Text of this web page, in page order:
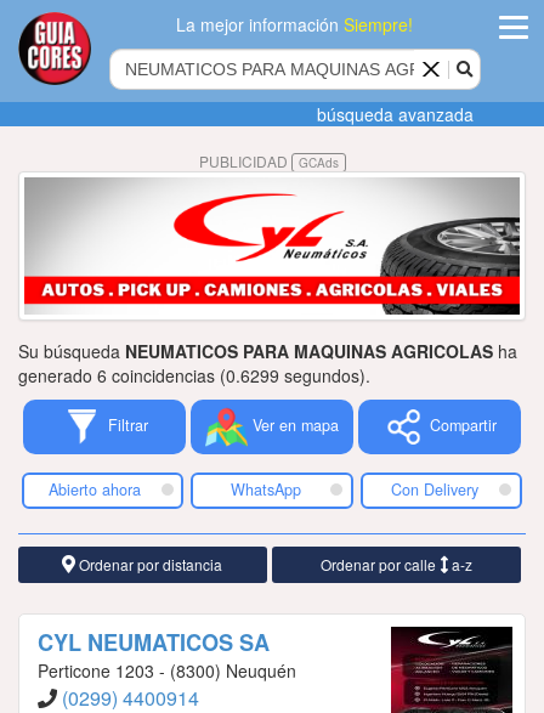
La mejor informaciónSiempre!
Agregar
empresa
Actualizar
datos
Publicidad
Tiendacores
Contactenos
búsqueda avanzada
PUBLICIDAD GCAds
Su búsqueda NEUMATICOS PARA MAQUINAS AGRICOLAS ha
generado 6 coincidencias (0.6299 segundos).
Filtrar Ver en mapa Compartir
Abierto ahora WhatsApp Con Delivery
Ordenar por distancia Ordenar por calle a-z
CYL NEUMATICOS SA
Perticone 1203 - (8300) Neuquén
(0299) 4400914